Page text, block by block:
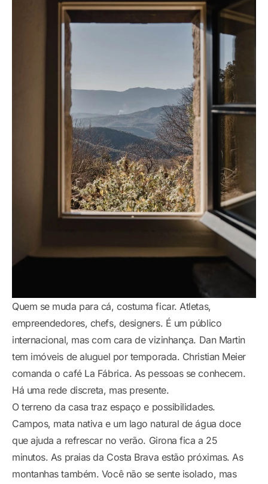
Quem se muda para cá, costuma ficar. Atletas,
empreendedores, chefs, designers. É um público
internacional, mas com cara de vizinhança. Dan Martin
tem imóveis de aluguel por temporada. Christian Meier
comanda o café La Fábrica. As pessoas se conhecem.
Há uma rede discreta, mas presente.
O terreno da casa traz espaço e possibilidades.
Campos, mata nativa e um lago natural de água doce
que ajuda a refrescar no verão. Girona fica a 25
minutos. As praias da Costa Brava estão próximas. As
montanhas também. Você não se sente isolado, mas